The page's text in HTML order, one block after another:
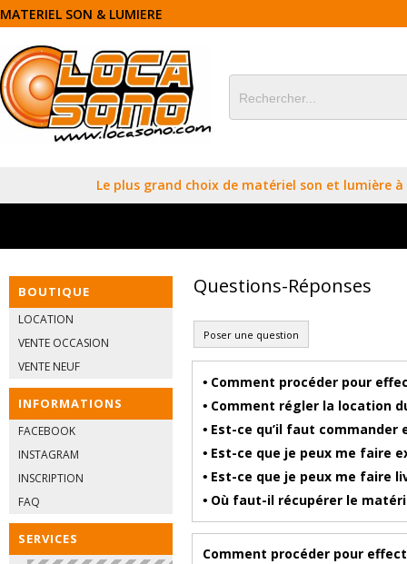
MATERIEL SON & LUMIERE
Le plus grand choix de matériel son et lumière
BOUTIQUE
LOCATION
VENTE OCCASION
VENTE NEUF
INFORMATIONS
FACEBOOK
INSTAGRAM
INSCRIPTION
FAQ
SERVICES
Questions-Réponses
Poser une question
• Comment procéder pour
• Comment régler la location
• Est-ce qu’il faut commander
• Est-ce que je peux me faire
• Est-ce que je peux me faire
• Où faut-il récupérer le
Comment procéder pour